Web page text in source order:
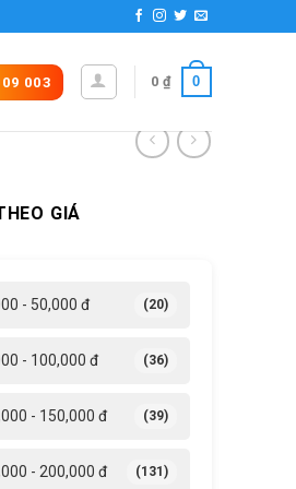
003 0 ₫ 0
GIÁ
- 50,000 đ (20)
- 100,000 đ (36)
- 150,000 đ (39)
- 200,000 đ (131)